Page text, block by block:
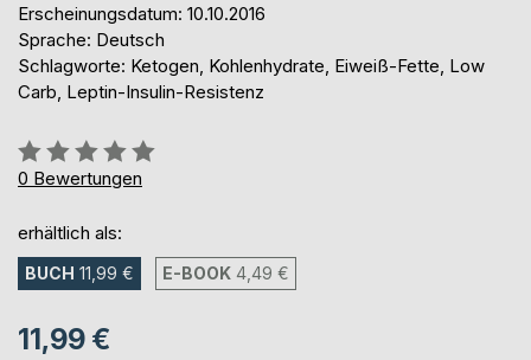
Erscheinungsdatum: 10.10.2016
Sprache: Deutsch
Schlagworte: Ketogen, Kohlenhydrate, Eiweiß-Fette, Low
Carb, Leptin-Insulin-Resistenz
Bewertung::
0%
0 Bewertungen
erhältlich als:
BUCH 11,99 € E-BOOK 4,49 €
11,99 €